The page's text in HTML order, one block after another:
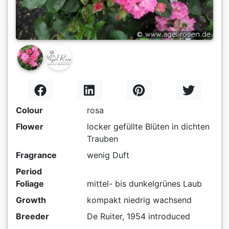
Colour
rosa
Flower
locker gefüllte Blüten in dichten
Trauben
Fragrance
wenig Duft
Period
Foliage
mittel- bis dunkelgrünes Laub
Growth
kompakt niedrig wachsend
Breeder
De Ruiter, 1954 introduced